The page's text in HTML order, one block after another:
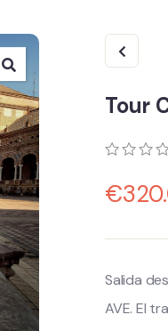
Tour
out
of
€
Salida
AVE. El